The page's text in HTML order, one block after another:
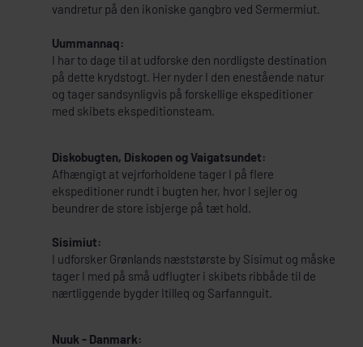
vandretur på den ikoniske gangbro ved Sermermiut.
Uummannaq:
I har to dage til at udforske den nordligste destination
på dette krydstogt. Her nyder I den enestående natur
og tager sandsynligvis på forskellige ekspeditioner
med skibets ekspeditionsteam.
Diskobugten, Diskoøen og Vaigatsundet:
Afhængigt at vejrforholdene tager I på flere
ekspeditioner rundt i bugten her, hvor I sejler og
beundrer de store isbjerge på tæt hold.
Sisimiut:
I udforsker Grønlands næststørste by Sisimut og måske
tager I med på små udflugter i skibets ribbåde til de
nærtliggende bygder Itilleq og Sarfannguit.
Nuuk - Danmark: